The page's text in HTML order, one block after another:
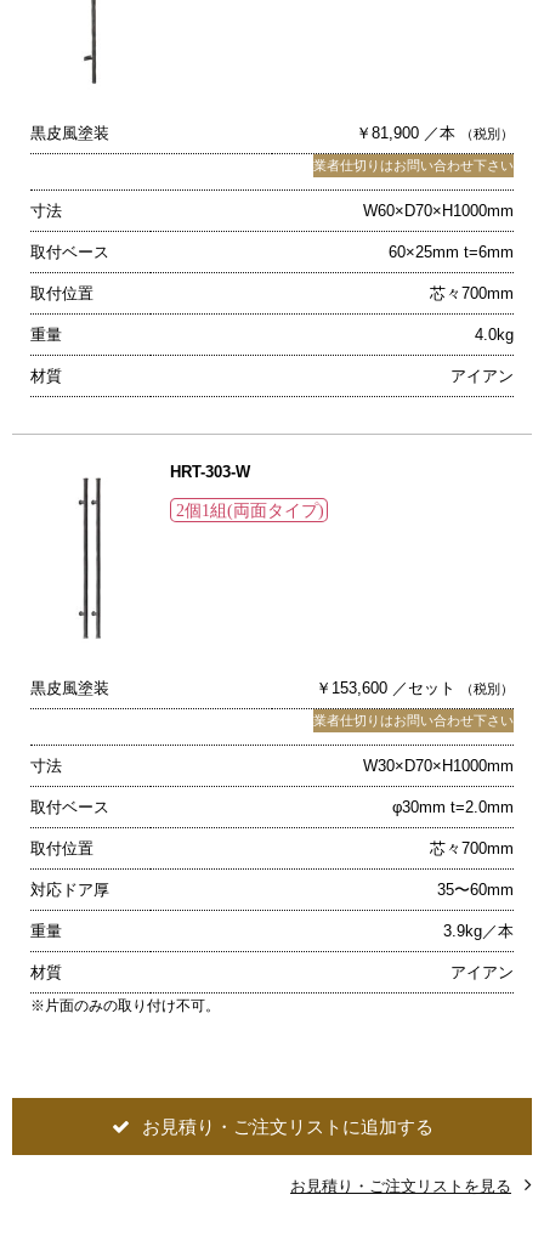
黒皮風塗装 ￥81,900 ／本 （税別）
業者仕切りはお問い合わせ下さい
寸法 W60×D70×H1000mm
取付ベース 60×25mm t=6mm
取付位置 芯々700mm
重量 4.0kg
材質 アイアン
HRT-303-W
黒皮風塗装 ￥153,600 ／セット （税別）
業者仕切りはお問い合わせ下さい
寸法 W30×D70×H1000mm
取付ベース φ30mm t=2.0mm
取付位置 芯々700mm
対応ドア厚 35〜60mm
重量 3.9kg／本
材質 アイアン
※片面のみの取り付け不可。
お見積り・ご注文リストに追加する
お見積り・ご注文リストを見る